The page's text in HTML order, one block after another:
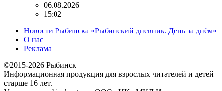
06.08.2026
15:02
Новости Рыбинска «Рыбинский дневник. День за днём»
О нас
Реклама
©2015-2026 Рыбинск
Информационная продукция для взрослых читателей и детей
старше 16 лет.